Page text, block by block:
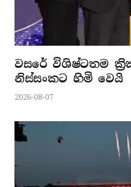
වසරේ විශිෂ්ටතම
නිස්සංකට හිමි වෙයි
2026-08-07